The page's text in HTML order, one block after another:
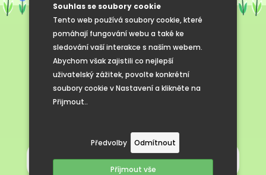
Souhlas se soubory cookie
Tento web používá soubory cookie, které
pomáhají fungování webu a také ke
sledování vaší interakce s naším webem.
Abychom však zajistili co nejlepší
uživatelský zážitek, povolte konkrétní
soubory cookie v Nastavení a klikněte na
Přijmout..
Předvolby Odmítnout
Příjmout vše
Informace ke
stravování